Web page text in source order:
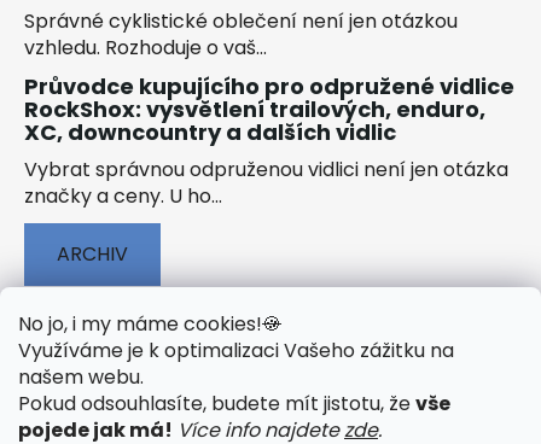
No jo, i my máme cookies!🍪
Využíváme je k optimalizaci Vašeho zážitku na
našem webu.
Pokud odsouhlasíte, budete mít jistotu, ževše
pojede jak má! Více info najdetezde.
Správné cyklistické oblečení není jen otázkou
vzhledu. Rozhoduje o vaš...
Průvodce kupujícího pro odpružené vidlice
RockShox: vysvětlení trailových, enduro,
XC, downcountry a dalších vidlic
Vybrat správnou odpruženou vidlici není jen otázka
značky a ceny. U ho...
ARCHIV
🟢 TECHNOLOGIE
🟢 O ELEKTROKOLECH
🟢 NÁVODY KE STAŽENÍ